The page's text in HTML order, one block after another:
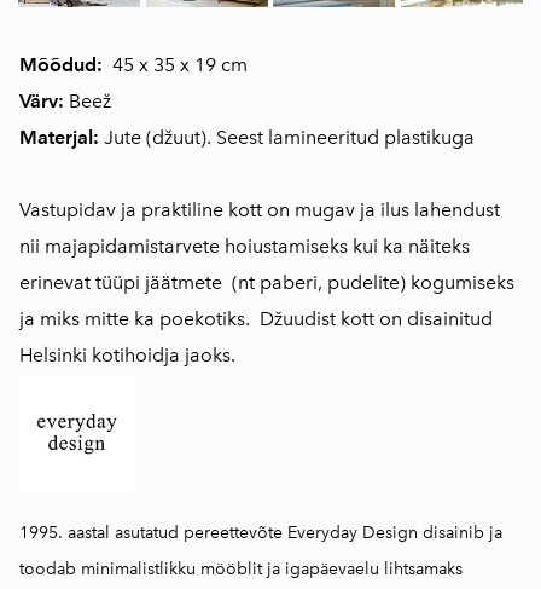
Mõõdud: 45 x 35 x 19 cm
Värv: Beež
Materjal: Jute (džuut). Seest lamineeritud plastikuga
Vastupidav ja praktiline kott on mugav ja ilus lahendust
nii majapidamistarvete hoiustamiseks kui ka näiteks
erinevat tüüpi jäätmete (nt paberi, pudelite) kogumiseks
ja miks mitte ka poekotiks. Džuudist kott on disainitud
Helsinki kotihoidja jaoks.
1995. aastal asutatud pereettevõte Everyday Design disainib ja
toodab minimalistlikku mööblit ja igapäevaelu lihtsamaks